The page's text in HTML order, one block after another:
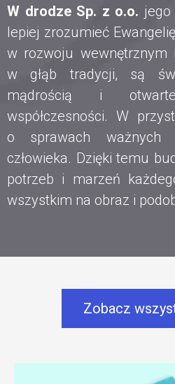
W drodze Sp. z o.o.
lepiej zrozumieć
w rozwoju wewnętrznym
w głąb tradycji, są
mądrością i
współczesności. W
o sprawach ważnych
człowieka. Dzięki temu
potrzeb i marzeń
wszystkim na obraz i
Zobacz